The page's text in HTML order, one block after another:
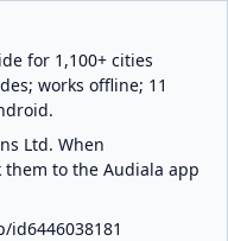
for 1,100+ cities
works offline; 11
Ltd. When
to the Audiala app